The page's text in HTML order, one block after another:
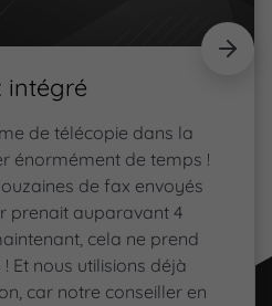
intégré
de télécopie dans la
énormément de temps !
de fax envoyés
prenait auparavant 4
cela ne prend
Et nous utilisions déjà
car notre conseiller en